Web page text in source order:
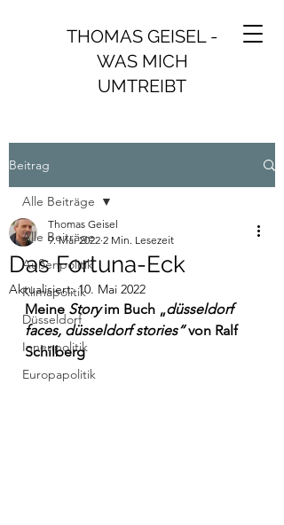
THOMAS GEISEL -
WAS MICH
UMTREIBT
Beitrag
Alle Beiträge
Außenpolitik
Klimapolitik
Düsseldorf
Innenpolitik
Europapolitik
Alle Beiträge
Das Fortuna-Eck
Thomas Geisel
9. Mai 2022 2 Min. Lesezeit
Aktualisiert:10. Mai 2022
Meine Story im Buch „düsseldorf
faces, düsseldorf stories“ von Ralf
Schilberg